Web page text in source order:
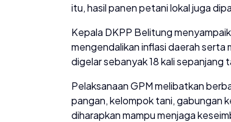
itu, hasil panen petani lokal juga
Kepala DKPP Belitung
mengendalikan inflasi daerah
digelar sebanyak 18 kali sepanjang
Pelaksanaan GPM melibatkan
pangan, kelompok tani, gabungan
diharapkan mampu menjaga